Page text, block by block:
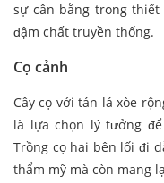
sự cân bằng trong
đậm chất truyền thống.
Cọ cảnh
Cây cọ với tán lá xòe
là lựa chọn lý tưởng
Trồng cọ hai bên lối đi
thẩm mỹ mà còn mang